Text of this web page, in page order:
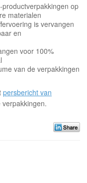
op
materialen
is vervangen
en
voor 100%
van de verpakkingen
persbericht van